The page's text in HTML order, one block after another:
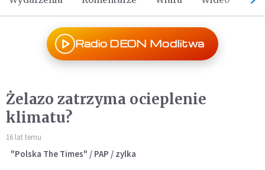
Radio DEON Modlitwa
Żelazo zatrzyma ocieplenie
klimatu?
16 lat temu
"Polska The Times" / PAP / zylka